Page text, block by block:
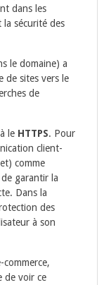
dans les
la sécurité des
le domaine) a
de sites vers le
de
le HTTPS. Pour
client-
comme
garantir la
Dans la
des
à son
commerce,
de voir ce